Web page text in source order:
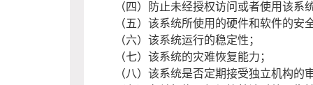
（四）防止未经授权访问或者使用该系
（五）该系统所使用的硬件和软件的安
（六）该系统运行的稳定性；
（七）该系统的灾难恢复能力；
（八）该系统是否定期接受独立机构的